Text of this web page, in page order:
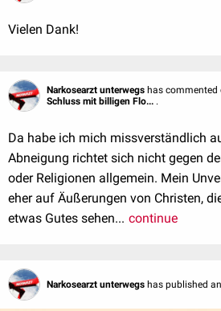
Vielen Dank!
Narkosearzt unterwegs has commented
Schluss mit billigen Flo... .
Da habe ich mich missverständlich
Abneigung richtet sich nicht gegen
oder Religionen allgemein. Mein
eher auf Äußerungen von Christen,
etwas Gutes sehen... continue
Narkosearzt unterwegs has published